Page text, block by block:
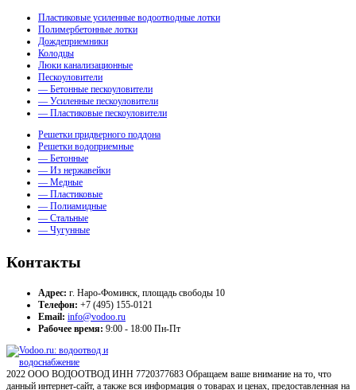
Пластиковые усиленные водоотводные лотки
Полимербетонные лотки
Дождеприемники
Колодцы
Люки канализационные
Пескоуловители
— Бетонные пескоуловители
— Усиленные пескоуловители
— Пластиковые пескоуловители
Решетки придверного поддона
Решетки водоприемные
— Бетонные
— Из нержавейки
— Медные
— Пластиковые
— Полиамидные
— Стальные
— Чугунные
Контакты
Адрес: г. Наро-Фоминск, площадь свободы 10
Телефон: +7 (495) 155-0121
Email: info@vodoo.ru
Рабочее время: 9:00 - 18:00 Пн-Пт
2022 ООО ВОДООТВОД ИНН 7720377683 Обращаем ваше внимание на то, что
данный интернет-сайт, а также вся информация о товарах и ценах, предоставленная на